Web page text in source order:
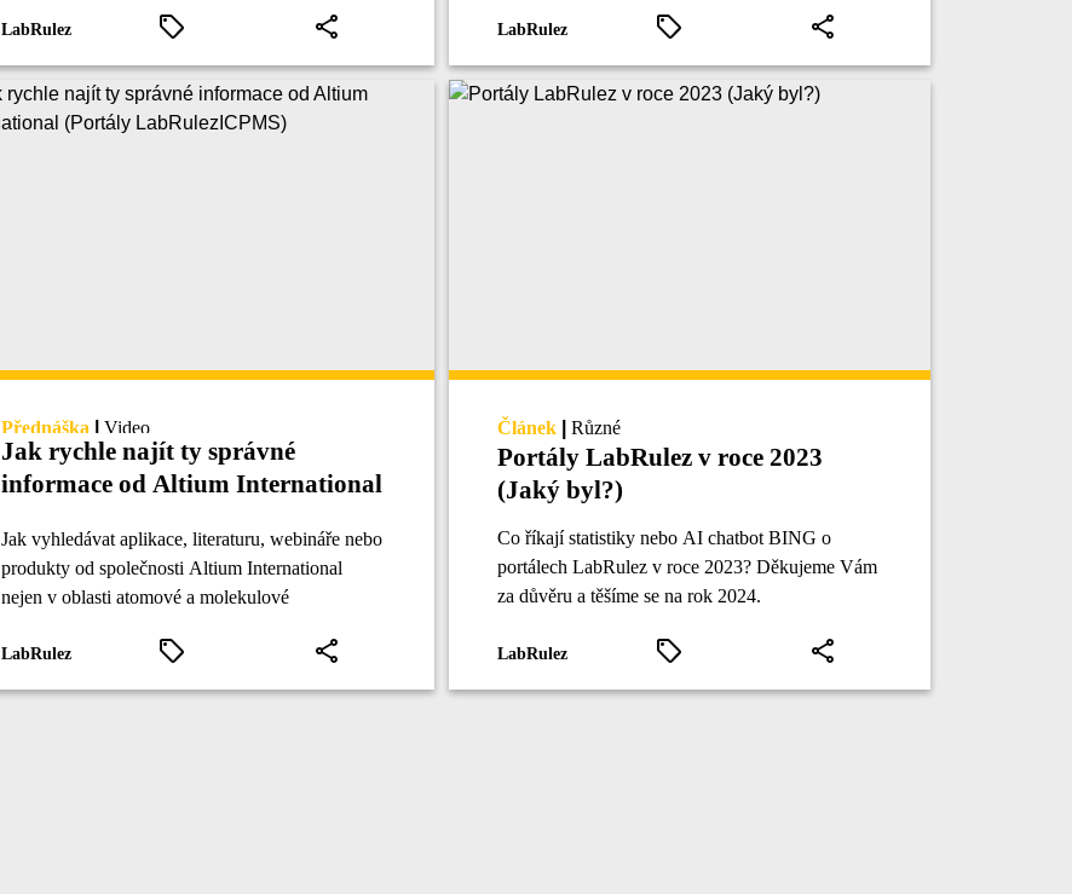
LabRulez LabRulez
Přednáška Video
Jak rychle najít ty správné
informace od Altium International
Jak vyhledávat aplikace, literaturu, webináře nebo
produkty od společnosti Altium International
nejen v oblasti atomové a molekulové
LabRulez
Článek Různé
Portály LabRulez v roce 2023
(Jaký byl?)
Co říkají statistiky nebo AI chatbot BING o
portálech LabRulez v roce 2023? Děkujeme Vám
za důvěru a těšíme se na rok 2024.
LabRulez